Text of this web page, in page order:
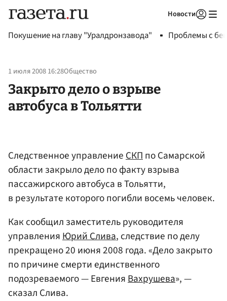
Новости
Покушение на главу "Уралдронзавода" Проблемы с
1 июля 2008 16:28Общество
Закрыто дело о взрыве
автобуса в Тольятти
Следственное управлениеСКПпо Самарской
области закрыло дело по факту взрыва
пассажирского автобуса в Тольятти,
в результате которого погибли восемь человек.
Как сообщил заместитель руководителя
управленияЮрий Слива, следствие по делу
прекращено 20 июня 2008 года. «Дело закрыто
по причине смерти единственного
подозреваемого — ЕвгенияВахрушева», —
сказал Слива.